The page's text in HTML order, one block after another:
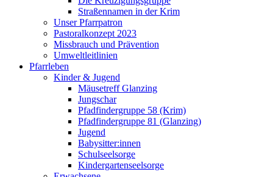
Straßennamen in der Krim
Unser Pfarrpatron
Pastoralkonzept 2023
Missbrauch und Prävention
Umweltleitlinien
Pfarrleben
Kinder & Jugend
Mäusetreff Glanzing
Jungschar
Pfadfindergruppe 58 (Krim)
Pfadfindergruppe 81 (Glanzing)
Jugend
Babysitter:innen
Schulseelsorge
Kindergartenseelsorge